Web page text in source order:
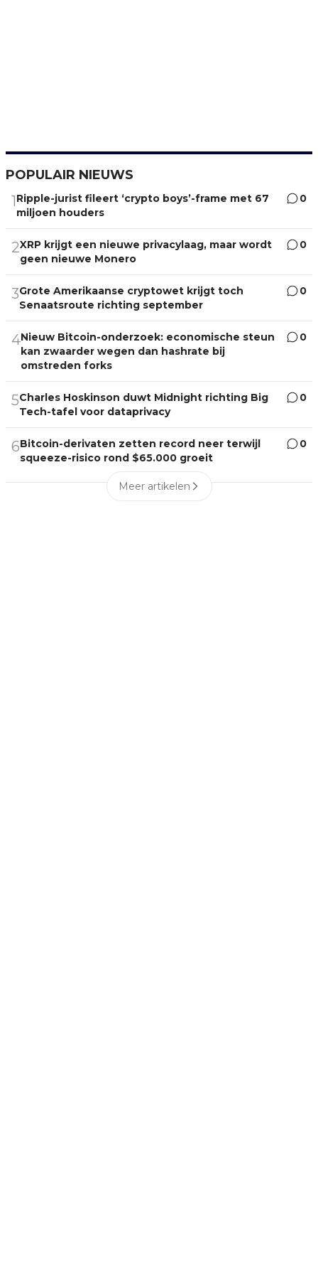
POPULAIR NIEUWS
1 Ripple-jurist fileert ‘crypto boys’-frame met 67
miljoen houders
0
2XRP krijgt een nieuwe privacylaag, maar wordt
geen nieuwe Monero
0
3Grote Amerikaanse cryptowet krijgt toch
Senaatsroute richting september
0
4Nieuw Bitcoin-onderzoek: economische steun
kan zwaarder wegen dan hashrate bij
omstreden forks
0
5Charles Hoskinson duwt Midnight richting Big
Tech-tafel voor dataprivacy
0
6Bitcoin-derivaten zetten record neer terwijl
squeeze-risico rond $65.000 groeit
0
Meer artikelen